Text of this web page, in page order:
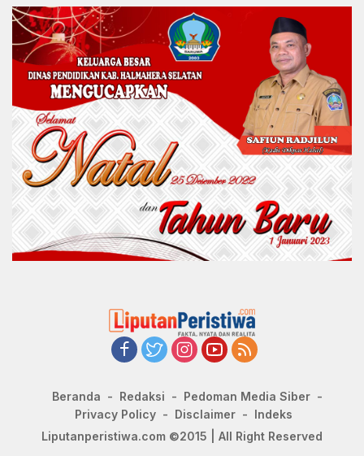
Beranda Redaksi
Pedoman Media Siber
Privacy Policy
Disclaimer
Indeks
Liputanperistiwa.com ©2015 | All Right Reserved